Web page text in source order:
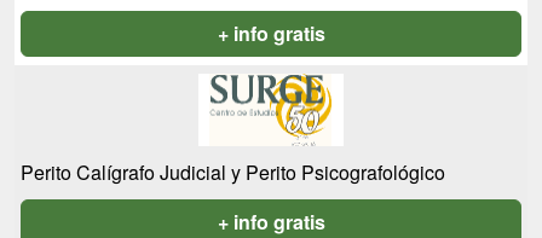
+ info gratis
Perito Calígrafo Judicial y Perito Psicografológico
+ info gratis